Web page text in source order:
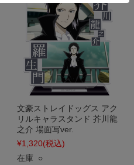
文豪ストレイドッグス アク
リルキャラスタンド 芥川龍
之介 場面写ver.
¥1,320(税込)
在庫 ○